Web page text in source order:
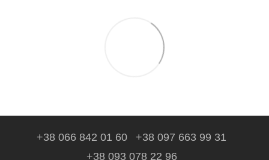
+38 066 842 01 60
+38 097 663 99 31
+38 093 078 22 96